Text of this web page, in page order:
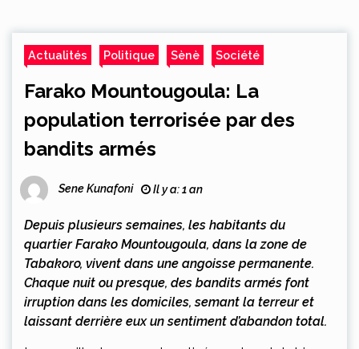
Actualités Politique Sènè Société
Farako Mountougoula: La
population terrorisée par des
bandits armés
Sene Kunafoni Il y a: 1 an
Depuis plusieurs semaines, les habitants du
quartier Farako Mountougoula, dans la zone de
Tabakoro, vivent dans une angoisse permanente.
Chaque nuit ou presque, des bandits armés font
irruption dans les domiciles, semant la terreur et
laissant derrière eux un sentiment d’abandon total.